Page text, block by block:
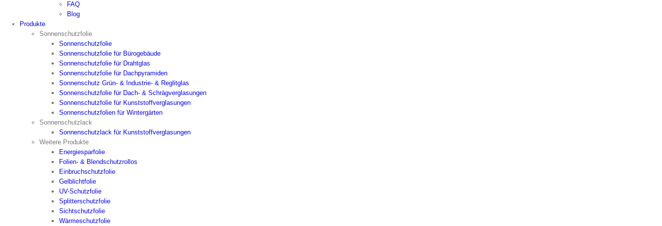
FAQ
Blog
Produkte
Sonnenschutzfolie
Sonnenschutzfolie
Sonnenschutzfolie für Bürogebäude
Sonnenschutzfolie für Drahtglas
Sonnenschutzfolie für Dachpyramiden
Sonnenschutz Grün- & Industrie- & Reglitglas
Sonnenschutzfolie für Dach- & Schrägverglasungen
Sonnenschutzfolie für Kunststoffverglasungen
Sonnenschutzfolien für Wintergärten
Sonnenschutzlack
Sonnenschutzlack für Kunststoffverglasungen
Weitere Produkte
Energiesparfolie
Folien- & Blendschutzrollos
Einbruchschutzfolie
Gelblichtfolie
UV-Schutzfolie
Splitterschutzfolie
Sichtschutzfolie
Wärmeschutzfolie